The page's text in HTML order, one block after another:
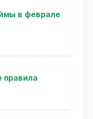
в феврале
правила